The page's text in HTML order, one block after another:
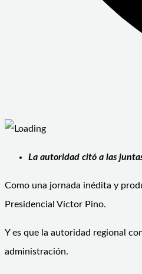
La autoridad citó a las
Como una jornada inédita y
Presidencial Víctor Pino.
Y es que la autoridad regional
administración.